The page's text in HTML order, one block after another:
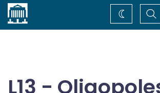
Accueil la
Changez
de
L13 -